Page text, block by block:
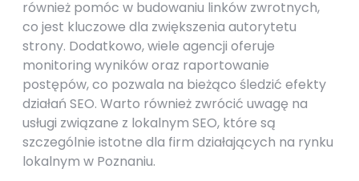
również pomóc w budowaniu linków zwrotnych,
co jest kluczowe dla zwiększenia autorytetu
strony. Dodatkowo, wiele agencji oferuje
monitoring wyników oraz raportowanie
postępów, co pozwala na bieżąco śledzić efekty
działań SEO. Warto również zwrócić uwagę na
usługi związane z lokalnym SEO, które są
szczególnie istotne dla firm działających na rynku
lokalnym w Poznaniu.